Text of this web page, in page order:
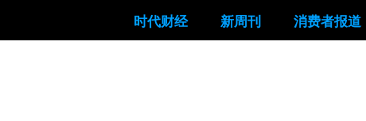
时代财经 新周刊 消费者报道